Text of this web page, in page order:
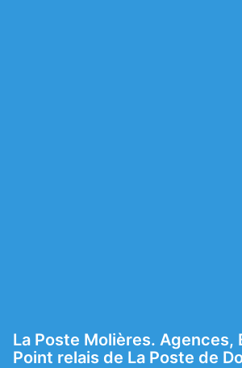
La Poste Molières. Agences,
Point relais de La Poste de